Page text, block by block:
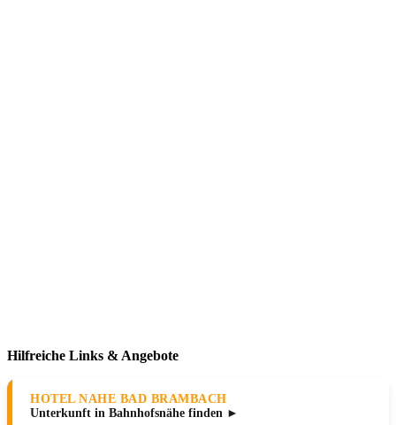
Hilfreiche Links & Angebote
HOTEL NAHE BAD BRAMBACH
Unterkunft in Bahnhofsnähe finden ►